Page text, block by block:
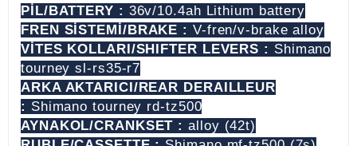
PİL/BATTERY : 36v/10.4ah Lithium battery
FREN SİSTEMİ/BRAKE : V-fren/v-brake alloy
VİTES KOLLARI/SHIFTER LEVERS : Shimano
tourney sl-rs35-r7
ARKA AKTARICI/REAR DERAILLEUR
: Shimano tourney rd-tz500
AYNAKOL/CRANKSET : alloy (42t)